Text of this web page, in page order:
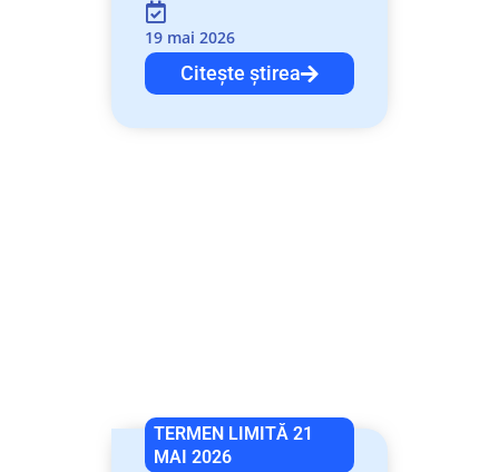
Citește știrea
19 mai 2026
TERMEN LIMITĂ 21
MAI 2026